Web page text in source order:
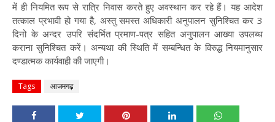
में ही नियमित रूप से रात्रि निवास करते हुए अवस्थान कर रहे हैं। यह आदेश
तत्काल प्रभावी हो गया है, अस्तु समस्त अधिकारी अनुपालन सुनिश्चित कर 3
दिनो के अन्दर उपरि संदर्भित प्रमाण-पत्र सहित अनुपालन आख्या उपलब्ध
कराना सुनिश्चित करें। अन्यथा की स्थिति में सम्बन्धित के विरुद्ध नियमानुसार
दण्डात्मक कार्यवाही की जाएगी।
Tags आजमगढ़